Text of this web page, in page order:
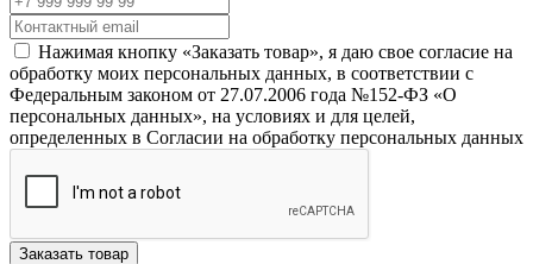
Нажимая кнопку «Заказать товар», я даю свое согласие на
обработку моих персональных данных, в соответствии с
Федеральным законом от 27.07.2006 года №152-ФЗ «О
персональных данных», на условиях и для целей,
определенных в Согласии на обработку персональных данных
Заказать товар